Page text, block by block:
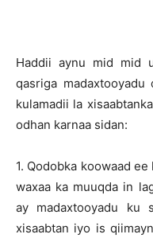
Haddii aynu mid mid
qasriga
kulamadii la
odhan karnaa sidan:
1. Qodobka koowaad
waxaa ka muuqda in
ay madaxtooyadu ku
xisaabtan iyo is